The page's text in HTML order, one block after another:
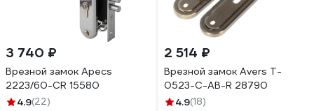
3 740 ₽
Врезной замок Apecs
2223/60-CR 15580
4.9(22)
2 514 ₽
Врезной замок Avers T-
0523-C-AB-R 28790
4.9(18)